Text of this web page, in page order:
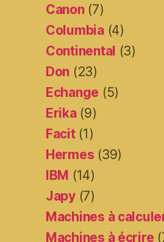
Canon(7)
Columbia(4)
Continental (3)
Don (23)
Echange (5)
Erika(9)
Facit(1)
Hermes (39)
IBM (14)
Japy(7)
Machines à
Machines à écrire